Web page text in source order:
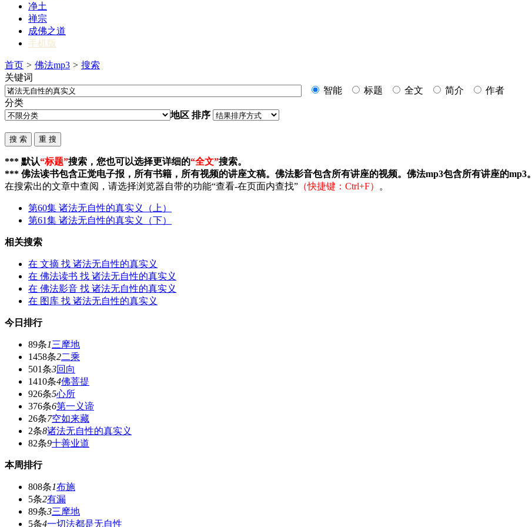
净土
禅宗
成佛之道
手机版
首页 > 佛法mp3 > 搜索
关键词
智能
标题 全文 简介
作者
分类
地区 排序
*** 默认“标题”搜索，您也可以选择更详细的“全文”搜索。
*** 佛法读书包含正觉电子报，所有书籍，所有视频的讲座文稿。佛法影音包含所有讲座的视频。佛法mp3包含所有讲座的mp3。
在搜索出的文章中查阅，请选择浏览器自带的功能“查看-在页面内查找” （快捷键：Ctrl+F） 。
第60集 诸法无自性的真实义
（上）
第61集 诸法无自性的真实义 （下）
相关搜索
在 文摘 找 诸法无自性的真实义
在 佛法读书 找 诸法无自性的真实义
在 佛法影音 找 诸法无自性的真实义
在 图库 找 诸法无自性的真实义
今日排行
89条1三摩地
1458条2二乘
501条3回向
1410条4佛菩提
926条5心所
376条6第一义谛
26条7空如来藏
2条8诸法无自性的真实义
82条9十善业道
本周排行
808条1布施
5条2有漏
89条3三摩地
5条4一切法都是无自性